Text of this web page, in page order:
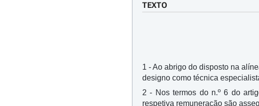
TEXTO
1 - Ao abrigo do disposto na
designo como técnica
2 - Nos termos do n.º 6 do
respetiva remuneração são